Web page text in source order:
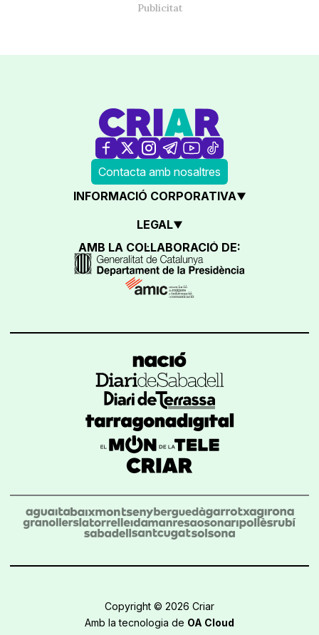
Contacta amb nosaltres
INFORMACIÓ CORPORATIVA
LEGAL
AMB LA COL·LABORACIÓ DE:
Copyright © 2026 Criar
Amb la tecnologia de OA Cloud